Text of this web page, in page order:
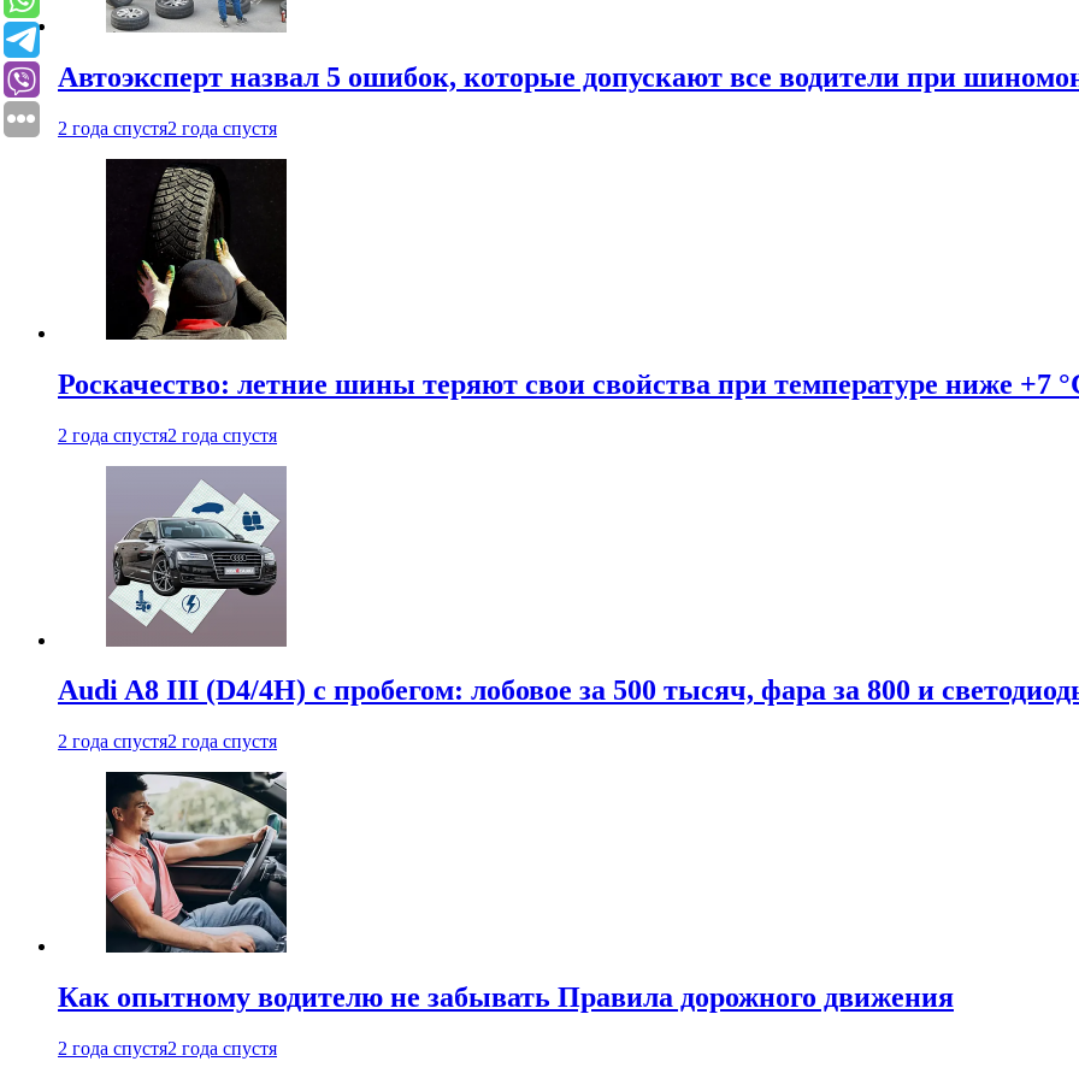
Автоэксперт назвал 5 ошибок, которые допускают все водители при
2 года спустя2 года спустя
Роскачество: летние шины теряют свои свойства при температуре ниже +7
2 года спустя2 года спустя
Audi A8 III (D4/4H) c пробегом: лобовое за 500 тысяч, фара за 800 и
2 года спустя2 года спустя
Как опытному водителю не забывать Правила дорожного движения
2 года спустя2 года спустя